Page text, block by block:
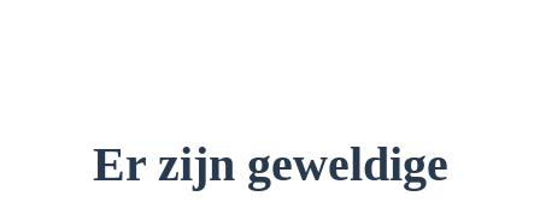
Er zijn geweldige